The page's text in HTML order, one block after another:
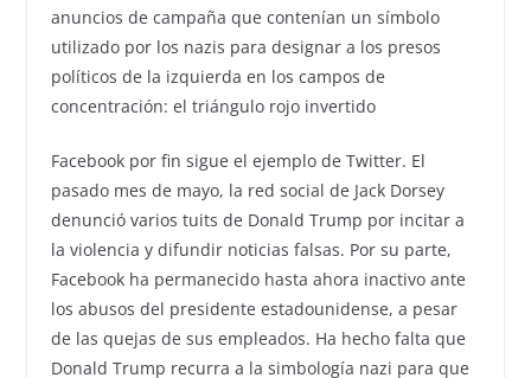
anuncios de campaña que contenían un símbolo
utilizado por los nazis para designar a los presos
políticos de la izquierda en los campos de
concentración: el triángulo rojo invertido
Facebook por fin sigue el ejemplo de Twitter. El
pasado mes de mayo, la red social de Jack Dorsey
denunció varios tuits de Donald Trump por incitar a
la violencia y difundir noticias falsas. Por su parte,
Facebook ha permanecido hasta ahora inactivo ante
los abusos del presidente estadounidense, a pesar
de las quejas de sus empleados. Ha hecho falta que
Donald Trump recurra a la simbología nazi para que